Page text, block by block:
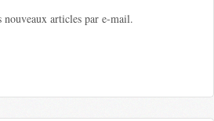
nouveaux articles par e-mail.